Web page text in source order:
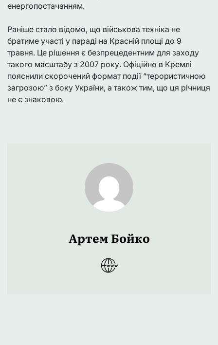
енергопостачанням.
Раніше стало відомо, що військова техніка не
братиме участі у параді на Красній площі до 9
травня. Це рішення є безпрецедентним для заходу
такого масштабу з 2007 року. Офіційно в Кремлі
пояснили скорочений формат події “терористичною
загрозою” з боку України, а також тим, що ця річниця
не є знаковою.
Артем Бойко